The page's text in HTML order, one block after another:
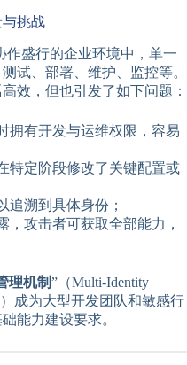
挑战
作盛行的企业环境中，单一
试、部署、维护、监控等。
效，但也引发了如下问题：
拥有开发与运维权限，容易
特定阶段修改了关键配置或
溯到具体身份；
攻击者可获取全部能力，
理机制”（Multi-Identity
）成为大型开发团队和敏感行
能力建设要求。